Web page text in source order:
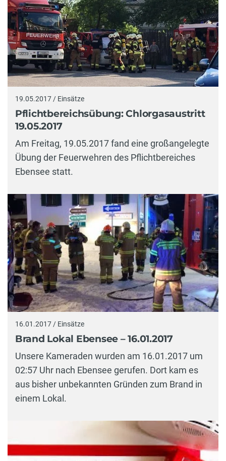
19.05.2017 / Einsätze
Pflichtbereichsübung: Chlorgasaustritt
19.05.2017
Am Freitag, 19.05.2017 fand eine großangelegte
Übung der Feuerwehren des Pflichtbereiches
Ebensee statt.
16.01.2017 / Einsätze
Brand Lokal Ebensee – 16.01.2017
Unsere Kameraden wurden am 16.01.2017 um
02:57 Uhr nach Ebensee gerufen. Dort kam es
aus bisher unbekannten Gründen zum Brand in
einem Lokal.